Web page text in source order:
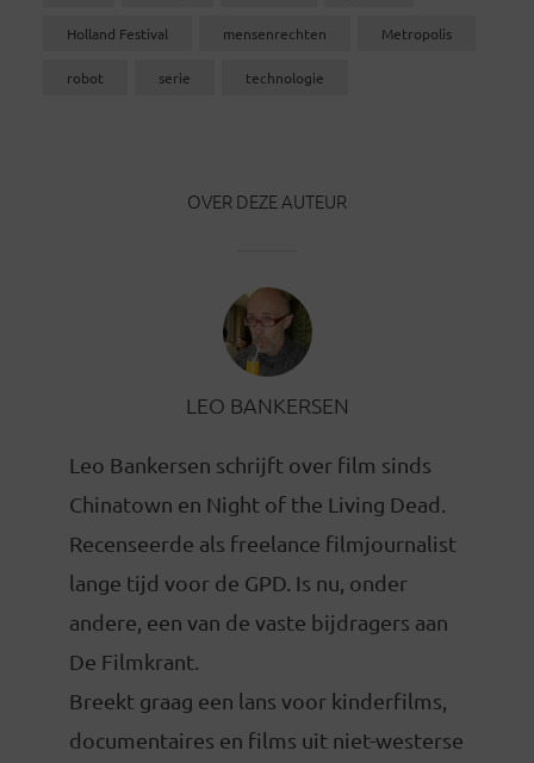
Holland Festival mensenrechten Metropolis
robot serie technologie
OVER DEZE AUTEUR
LEO BANKERSEN
Leo Bankersen schrijft over film sinds
Chinatown en Night of the Living Dead.
Recenseerde als freelance filmjournalist
lange tijd voor de GPD. Is nu, onder
andere, een van de vaste bijdragers aan
De Filmkrant.
Breekt graag een lans voor kinderfilms,
documentaires en films uit niet-westerse